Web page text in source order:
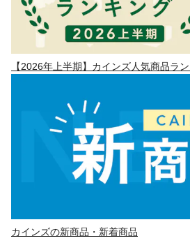
【2026年上半期】カインズ人気商品ラ
カインズの新商品・新着商品